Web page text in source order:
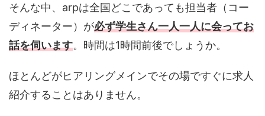
そんな中、arpは全国どこであっても担当者（コー
ディネーター）が必ず学生さん一人一人に会ってお
話を伺います。時間は1時間前後でしょうか。
ほとんどがヒアリングメインでその場ですぐに求人
紹介することはありません。